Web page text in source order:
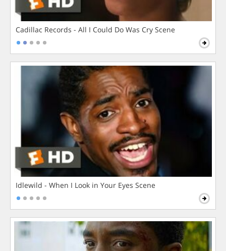
Cadillac Records - All I Could Do Was Cry Scene
Idlewild - When I Look in Your Eyes Scene